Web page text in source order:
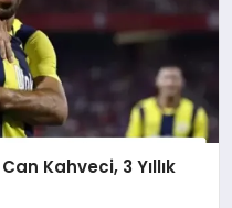
Kahveci, 3 Yıllık